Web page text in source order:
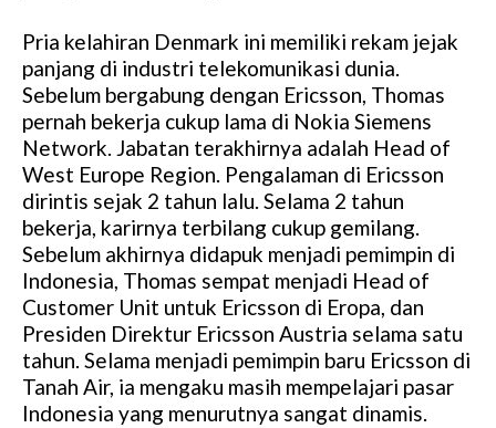
Pria kelahiran Denmark ini memiliki rekam jejak
panjang di industri telekomunikasi dunia.
Sebelum bergabung dengan Ericsson, Thomas
pernah bekerja cukup lama di Nokia Siemens
Network. Jabatan terakhirnya adalah Head of
West Europe Region. Pengalaman di Ericsson
dirintis sejak 2 tahun lalu. Selama 2 tahun
bekerja, karirnya terbilang cukup gemilang.
Sebelum akhirnya didapuk menjadi pemimpin di
Indonesia, Thomas sempat menjadi Head of
Customer Unit untuk Ericsson di Eropa, dan
Presiden Direktur Ericsson Austria selama satu
tahun. Selama menjadi pemimpin baru Ericsson di
Tanah Air, ia mengaku masih mempelajari pasar
Indonesia yang menurutnya sangat dinamis.